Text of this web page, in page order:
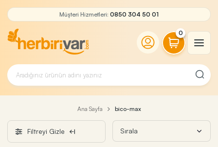
Müşteri Hizmetleri: 0850 304 50 01
0
Ana Sayfa bico-max
Filtreyi Gizle